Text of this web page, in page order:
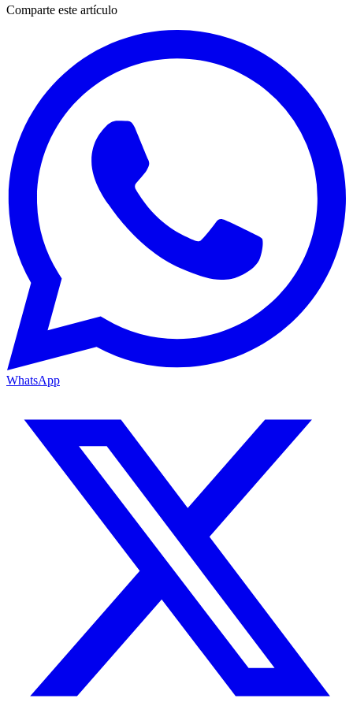
Comparte este artículo
WhatsApp